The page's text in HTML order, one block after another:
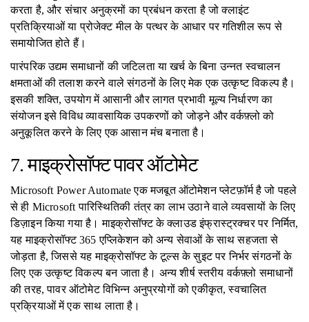
करता है, और संचार अनुक्रमों का प्रबंधन करता है जो क्लाइंट
प्रतिक्रियाओं या प्रोजेक्ट मील के पत्थर के आधार पर गतिशील रूप से
समायोजित होते हैं।
पारंपरिक उद्यम समाधानों की जटिलता या खर्च के बिना उन्नत स्वचालन
क्षमताओं की तलाश करने वाले संगठनों के लिए मेक एक उत्कृष्ट विकल्प है।
इसकी शक्ति, उपयोग में आसानी और लागत प्रभावी मूल्य निर्धारण का
संयोजन इसे विविध व्यावसायिक उपकरणों को जोड़ने और वर्कफ़्लो को
अनुकूलित करने के लिए एक आसान मंच बनाता है।
7. माइक्रोसॉफ्ट पावर ऑटोमेट
Microsoft Power Automate एक मजबूत ऑटोमेशन प्लेटफ़ॉर्म है जो पहले
से ही Microsoft पारिस्थितिकी तंत्र का लाभ उठाने वाले व्यवसायों के लिए
डिज़ाइन किया गया है। माइक्रोसॉफ्ट के क्लाउड इंफ्रास्ट्रक्चर पर निर्मित,
यह माइक्रोसॉफ्ट 365 एप्लिकेशन को अन्य सेवाओं के साथ सहजता से
जोड़ता है, जिससे यह माइक्रोसॉफ्ट के टूल्स के सुइट पर निर्भर संगठनों के
लिए एक उत्कृष्ट विकल्प बन जाता है। अन्य शीर्ष स्तरीय वर्कफ़्लो समाधानों
की तरह, पावर ऑटोमेट विभिन्न अनुप्रयोगों को एकीकृत, स्वचालित
प्रक्रियाओं में एक साथ लाता है।